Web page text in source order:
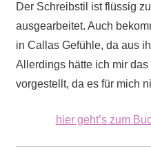
Der Schreibstil ist flüssig
ausgearbeitet. Auch
in Callas Gefühle, da aus
Allerdings hätte ich mir
vorgestellt, da es für mich
hier geht’s zum